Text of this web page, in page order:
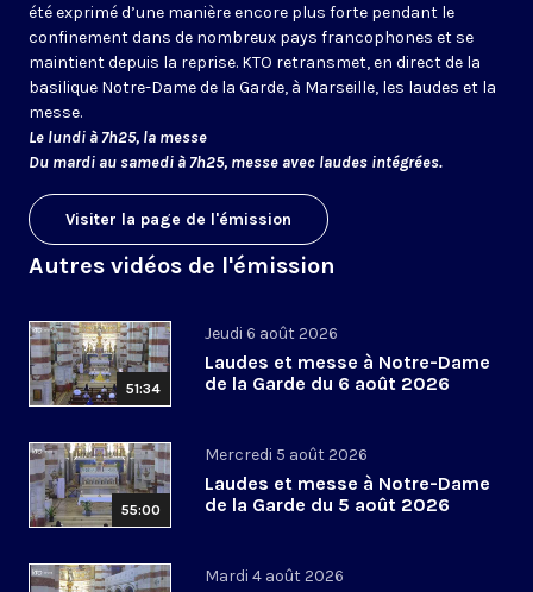
été exprimé d’une manière encore plus forte pendant le
confinement dans de nombreux pays francophones et se
maintient depuis la reprise. KTO retransmet, en direct de la
basilique Notre-Dame de la Garde, à Marseille, les laudes et la
messe.
Le lundi à 7h25, la messe
Du mardi au samedi à 7h25, messe avec laudes intégrées.
Visiter la page de l'émission
Autres vidéos de l'émission
51:34
Jeudi 6 août 2026
Laudes et messe à Notre-Dame
de la Garde du 6 août 2026
55:00
Mercredi 5 août 2026
Laudes et messe à Notre-Dame
de la Garde du 5 août 2026
Mardi 4 août 2026